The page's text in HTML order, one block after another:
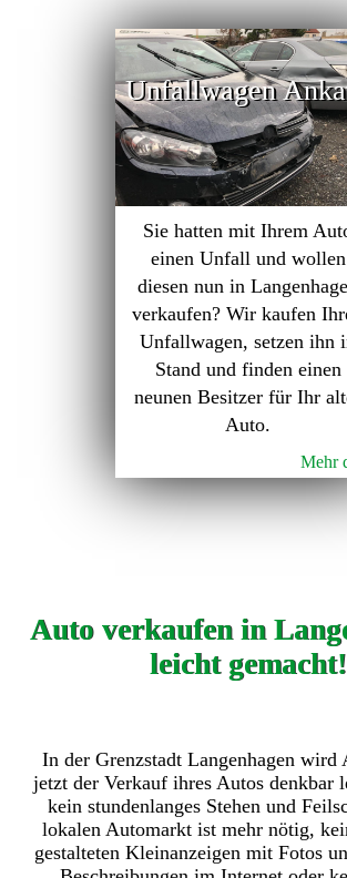
Unfallwagen
Sie hatten mit Ihrem
einen Unfall und wollen
diesen nun in
verkaufen? Wir kaufen
Unfallwagen, setzen ihn
Stand und finden einen
neunen Besitzer für Ihr
Auto.
Mehr
Auto verkaufen in
leicht gemacht!
In der Grenzstadt Langenhagen wird
jetzt der Verkauf ihres Autos denkbar
kein stundenlanges Stehen und
lokalen Automarkt ist mehr nötig,
gestalteten Kleinanzeigen mit Fotos